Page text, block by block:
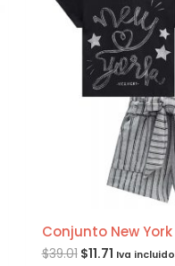
Conjunto New York
$39.01 $11.71 Iva incluido